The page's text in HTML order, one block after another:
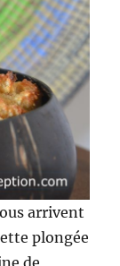
arrivent
plongée